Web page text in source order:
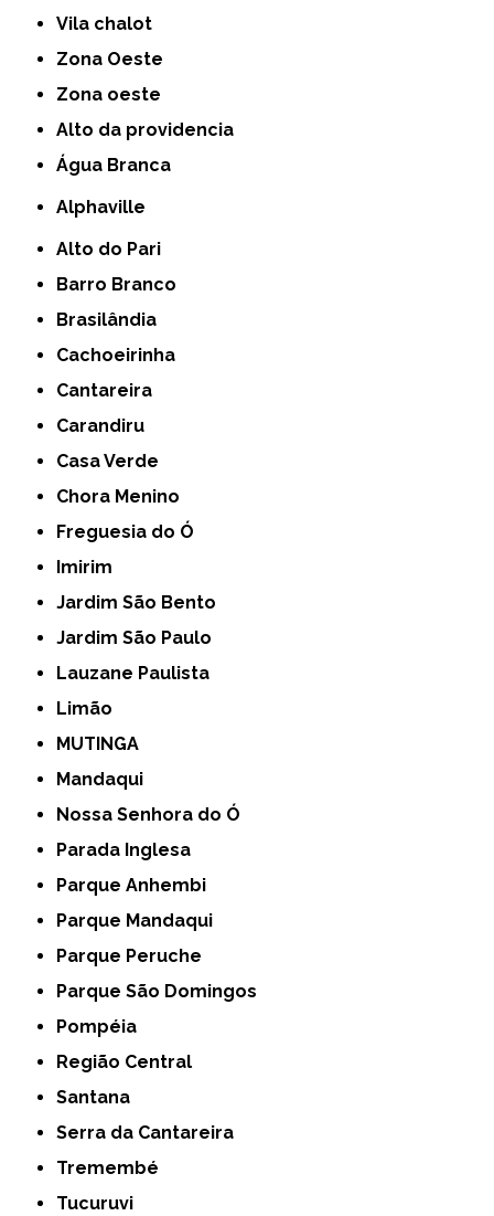
Vila chalot
Zona Oeste
Zona oeste
alto da providencia
Água Branca
Alphaville
Alto do Pari
Barro Branco
Brasilândia
Cachoeirinha
Cantareira
Carandiru
Casa Verde
Chora Menino
Freguesia do Ó
Imirim
Jardim São Bento
Jardim São Paulo
Lauzane Paulista
Limão
MUTINGA
Mandaqui
Nossa Senhora do Ó
Parada Inglesa
Parque Anhembi
Parque Mandaqui
Parque Peruche
Parque São Domingos
Pompéia
Região Central
Santana
Serra da Cantareira
Tremembé
Tucuruvi